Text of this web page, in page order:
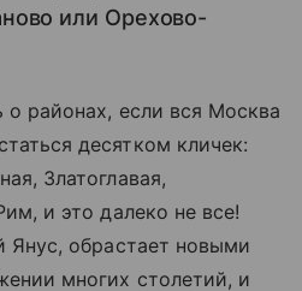
или Орехово-
о районах, если вся Москва
десятком кличек:
Златоглавая,
и это далеко не все!
Янус, обрастает новыми
многих столетий, и